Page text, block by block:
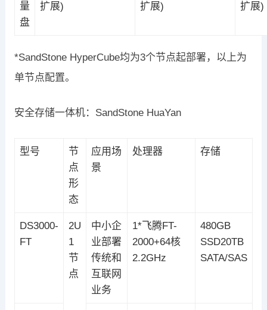
量
盘
扩展)
扩展)
扩展)
*SandStone HyperCube均为3个节点起部署，以上为
单节点配置。
安全存储一体机：SandStone HuaYan
型号
节
点
形
态
应用场
景
处理器 存储
DS3000-
FT
2U
1
节
点
中小企
业部署
传统和
互联网
业务
1*飞腾FT-
2000+64核
2.2GHz
480GB
SSD20TB
SATA/SAS